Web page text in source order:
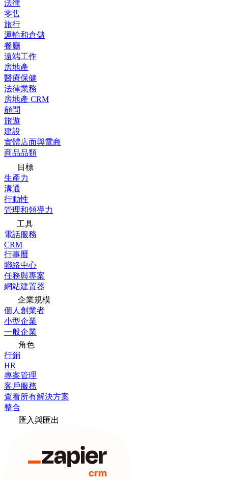
法律
零售
旅行
運輸和倉儲
餐廳
遠端工作
房地產
醫療保健
法律業務
房地產 CRM
顧問
旅遊
建設
實體店面與電商
商品品類
目標
生產力
溝通
行動性
管理和領導力
工具
電話服務
CRM
行事曆
聯絡中心
任務與專案
網站建置器
企業規模
個人創業者
小型企業
一般企業
角色
行銷
HR
專案管理
客戶服務
查看所有解決方案
整合
匯入與匯出